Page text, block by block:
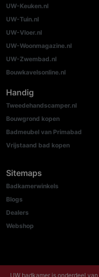
UW-Keuken.nl
UW-Tuin.nl
UW-Vloer.nl
UW-Woonmagazine.nl
UW-Zwembad.nl
Bouwkavelsonline.nl
Handig
Tweedehandscamper.nl
Bouwgrond kopen
Badmeubel van Primabad
Vrijstaand bad kopen
Sitemaps
Badkamerwinkels
Blogs
Dealers
Webshop
UW badkamer is onderdeel van